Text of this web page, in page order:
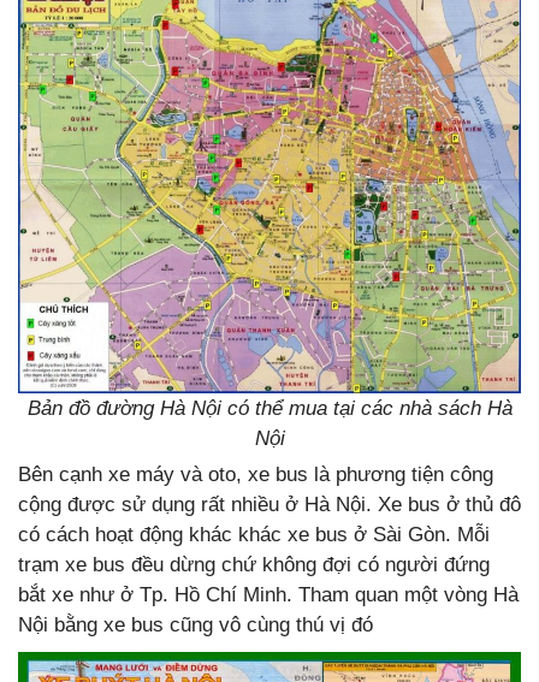
Bản đồ đường Hà Nội có thể mua tại các nhà sách Hà
Nội
Bên cạnh xe máy và oto, xe bus là phương tiện công
cộng được sử dụng rất nhiều ở Hà Nội. Xe bus ở thủ đô
có cách hoạt động khác khác xe bus ở Sài Gòn. Mỗi
trạm xe bus đều dừng chứ không đợi có người đứng
bắt xe như ở Tp. Hồ Chí Minh. Tham quan một vòng Hà
Nội bằng xe bus cũng vô cùng thú vị đó